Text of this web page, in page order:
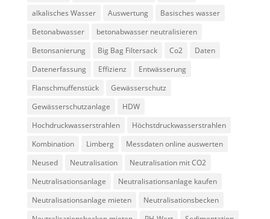
alkalisches Wasser
Auswertung
Basisches wasser
Betonabwasser
betonabwasser neutralisieren
Betonsanierung
Big Bag Filtersack Co2
Daten
Datenerfassung
Effizienz
Entwässerung
Flanschmuffenstück
Gewässerschutz
Gewässerschutzanlage
HDW
Hochdruckwasserstrahlen
Höchstdruckwasserstrahlen
Kombination
Limberg
Messdaten online auswerten
Neused
Neutralisation
Neutralisation mit CO2
Neutralisationsanlage
Neutralisationsanlage kaufen
Neutralisationsanlage mieten
Neutralisationsbecken